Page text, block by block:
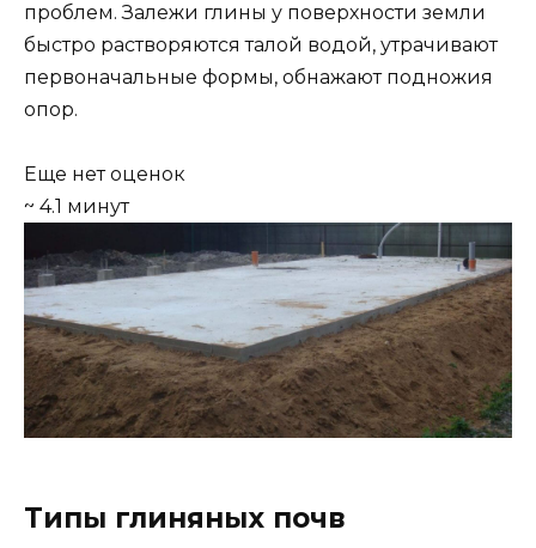
проблем. Залежи глины у поверхности земли
быстро растворяются талой водой, утрачивают
первоначальные формы, обнажают подножия
опор.
Еще нет оценок
~ 4.1 минут
Типы глиняных почв